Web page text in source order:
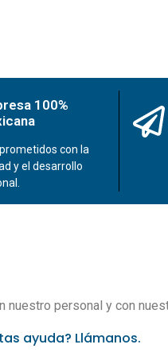
100%
con la
y el desarrollo
nuestro personal y con
ayuda? Llámanos.